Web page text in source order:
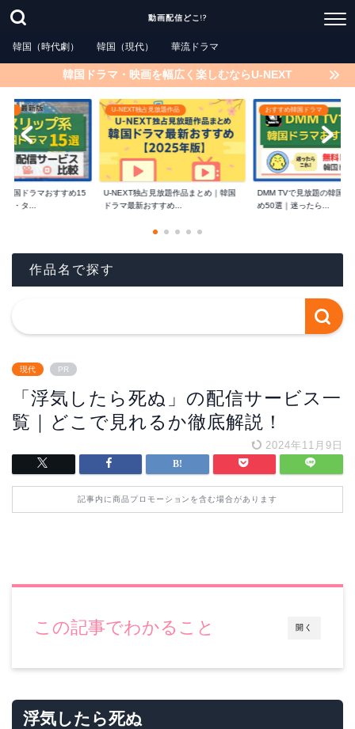
動画配信どこ!?
韓国（時代劇） 韓国（現代） 華流ドラマ
韓国ドラマ・映画を幅広く楽しむならU-NEXT
放題作品
放題作品まとめ｜韓国
すめ...
おすすめ韓国ドラマ
DMM TVで見放題の韓国ドラマおすす
め50選｜迷ったら...
動画配信サービス
【2025年最新】DMM TV
ルで韓国ドラマ...
作品名で探す
現代 PR
「浮気したら死ぬ」の配信サービス一
覧｜どこで見れるか徹底解説！
2024年11月9日
記事内に商品プロモーションを含む場合があります
開く
この記事でわかること
浮気したら死ぬ